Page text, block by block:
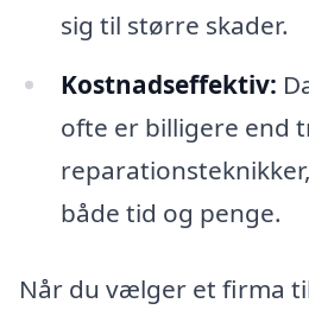
sig til større skader.
Kostnadseffektiv:
ofte er billigere end
både tid og penge.
Når du vælger et firma